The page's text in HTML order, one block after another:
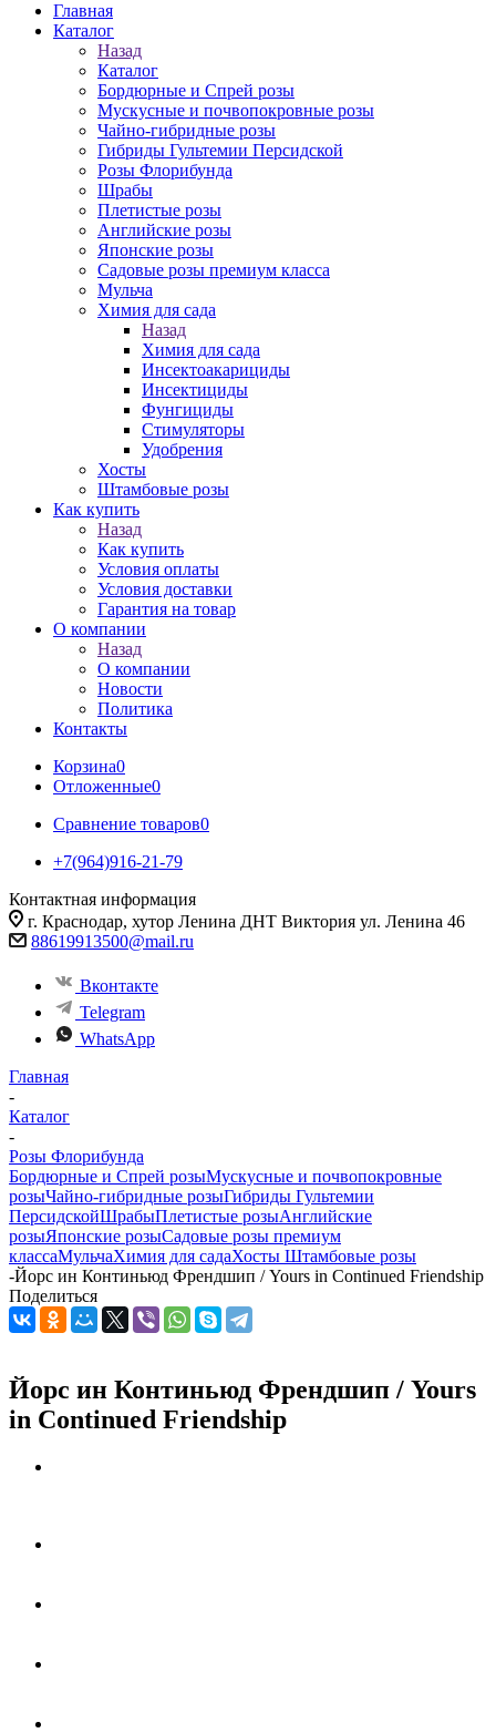
Главная
Каталог
Назад
Каталог
Бордюрные и Спрей розы
Мускусные и почвопокровные розы
Чайно-гибридные розы
Гибриды Гультемии Персидской
Розы Флорибунда
Шрабы
Плетистые розы
Английские розы
Японские розы
Садовые розы премиум класса
Мульча
Химия для сада
Назад
Химия для сада
Инсектоакарициды
Инсектициды
Фунгициды
Стимуляторы
Удобрения
Хосты
Штамбовые розы
Как купить
Назад
Как купить
Условия оплаты
Условия доставки
Гарантия на товар
О компании
Назад
О компании
Новости
Политика
Контакты
Корзина0
Отложенные0
Сравнение товаров0
+7(964)916-21-79
Контактная информация
г. Краснодар, хутор Ленина ДНТ Виктория ул. Ленина 46
88619913500@mail.ru
Вконтакте
Telegram
WhatsApp
Главная
-
Каталог
-
Розы Флорибунда
Бордюрные и Спрей розыМускусные и почвопокровные
розыЧайно-гибридные розыГибриды Гультемии
ПерсидскойШрабыПлетистые розыАнглийские
розыЯпонские розыСадовые розы премиум
классаМульчаХимия для садаХосты Штамбовые розы
-Йорс ин Континьюд Френдшип / Yours in Continued Friendship
Поделиться
Йорс ин Континьюд Френдшип / Yours
in Continued Friendship